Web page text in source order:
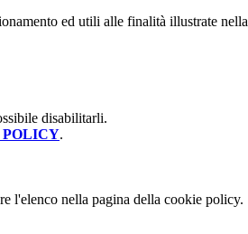
ed utili alle finalità illustrate nella
disabilitarli.
POLICY.
l'elenco nella pagina della cookie policy.